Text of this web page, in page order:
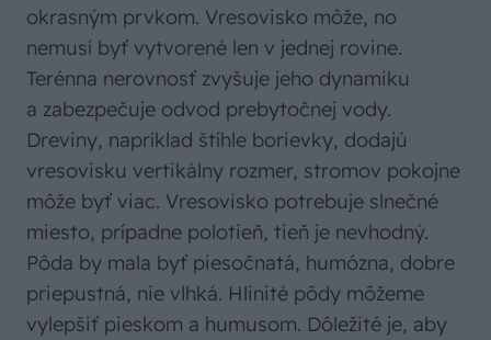
okrasným prvkom. Vresovisko môže, no
nemusí byť vytvorené len v jednej rovine.
Terénna nerovnosť zvyšuje jeho dynamiku
a zabezpečuje odvod prebytočnej vody.
Dreviny, napríklad štíhle borievky, dodajú
vresovisku vertikálny rozmer, stromov pokojne
môže byť viac. Vresovisko potrebuje slnečné
miesto, prípadne polotieň, tieň je nevhodný.
Pôda by mala byť piesočnatá, humózna, dobre
priepustná, nie vlhká. Hlinité pôdy môžeme
vylepšiť pieskom a humusom. Dôležité je, aby